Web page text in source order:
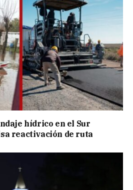
hídrico en el Sur
reactivación de ruta